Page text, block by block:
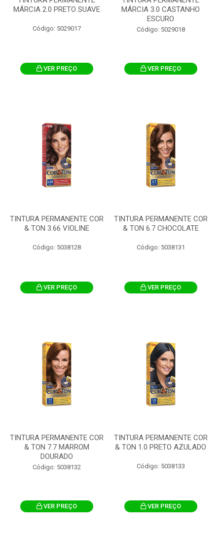
MÁRCIA 2.0 PRETO SUAVE
Código: 5029017
VER PREÇO
MÁRCIA 3.0 CASTANHO
ESCURO
Código: 5029018
VER PREÇO
TINTURA PERMANENTE COR
& TON 3.66 VIOLINE
Código: 5038128
VER PREÇO
TINTURA PERMANENTE COR
& TON 6.7 CHOCOLATE
Código: 5038131
VER PREÇO
TINTURA PERMANENTE COR
& TON 7.7 MARROM
DOURADO
Código: 5038132
VER PREÇO
TINTURA PERMANENTE COR
& TON 1.0 PRETO AZULADO
Código: 5038133
VER PREÇO